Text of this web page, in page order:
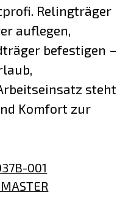
Relingträger
auflegen,
befestigen –
steht
Komfort zur
001